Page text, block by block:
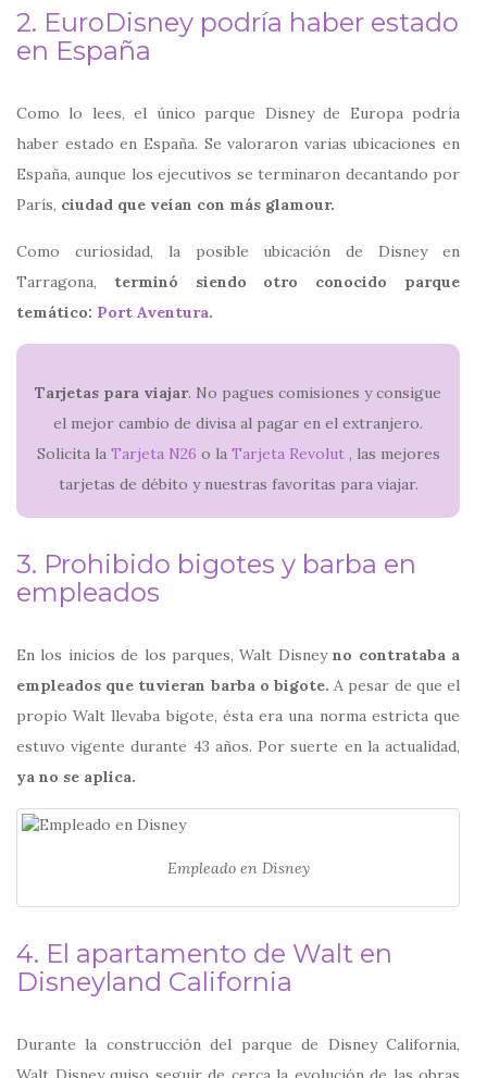
2. EuroDisney podría haber estado
en España
Como lo lees, el único parque Disney de Europa podría
haber estado en España. Se valoraron varias ubicaciones en
España, aunque los ejecutivos se terminaron decantando por
París, ciudad que veían con más glamour.
Como curiosidad, la posible ubicación de Disney en
Tarragona, terminó siendo otro conocido parque
temático: Port Aventura.
Tarjetas para viajar. No pagues comisiones y consigue
el mejor cambio de divisa al pagar en el extranjero.
Solicita la Tarjeta N26 o la Tarjeta Revolut, las mejores
tarjetas de débito y nuestras favoritas para viajar.
3. Prohibido bigotes y barba en
empleados
En los inicios de los parques, Walt Disneyno contrataba a
empleados que tuvieran barba o bigote. A pesar de que el
propio Walt llevaba bigote, ésta era una norma estricta que
estuvo vigente durante 43 años. Por suerte en la actualidad,
ya no se aplica.
Empleado en Disney
4. El apartamento de Walt en
Disneyland California
Durante la construcción del parque de Disney California,